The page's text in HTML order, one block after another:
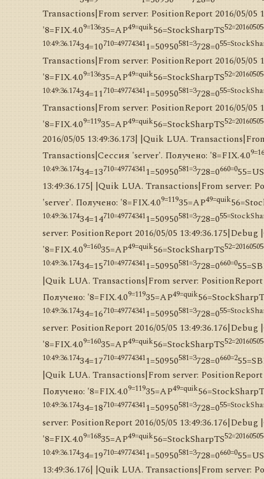
Transactions|From server: PositionReport 2016/05/
'8=FIX.4.09=13635=AP49=quik56=StockSharpTS
10:49:36.17434=10710=497743411=50950581=3728=0
Transactions|From server: PositionReport 2016/05/
'8=FIX.4.09=13635=AP49=quik56=StockSharpTS
10:49:36.17434=11710=497743411=50950581=3728=0
Transactions|From server: PositionReport 2016/05/
'8=FIX.4.09=11935=AP49=quik56=StockSharpTS
2016/05/05 13:49:36.173| |Quik LUA.
Transactions|Сессия 'server'. Получено: '8=FIX.4.0
10:49:36.17434=13710=497743411=50950581=3728=0660=0
13:49:36.175| |Quik LUA. Transactions|From server:
'server'. Получено: '8=FIX.4.09=11935=AP49=quik
10:49:36.17434=14710=497743411=50950581=3728=0
server: PositionReport 2016/05/05
'8=FIX.4.09=16035=AP49=quik56=StockSharpTS
10:49:36.17434=15710=497743411=50950581=3728=0660=0
|Quik LUA. Transactions|From server:
Получено: '8=FIX.4.09=11935=AP49=quik
10:49:36.17434=16710=497743411=50950581=3728=0
server: PositionReport 2016/05/05
'8=FIX.4.09=16035=AP49=quik56=StockSharpTS
10:49:36.17434=17710=497743411=50950581=3728=0660=2
|Quik LUA. Transactions|From server:
Получено: '8=FIX.4.09=11935=AP49=quik
10:49:36.17434=18710=497743411=50950581=3728=0
server: PositionReport 2016/05/05
'8=FIX.4.09=16835=AP49=quik56=StockSharpTS
10:49:36.17434=19710=497743411=50950581=3728=0660=0
13:49:36.176| |Quik LUA. Transactions|From server: